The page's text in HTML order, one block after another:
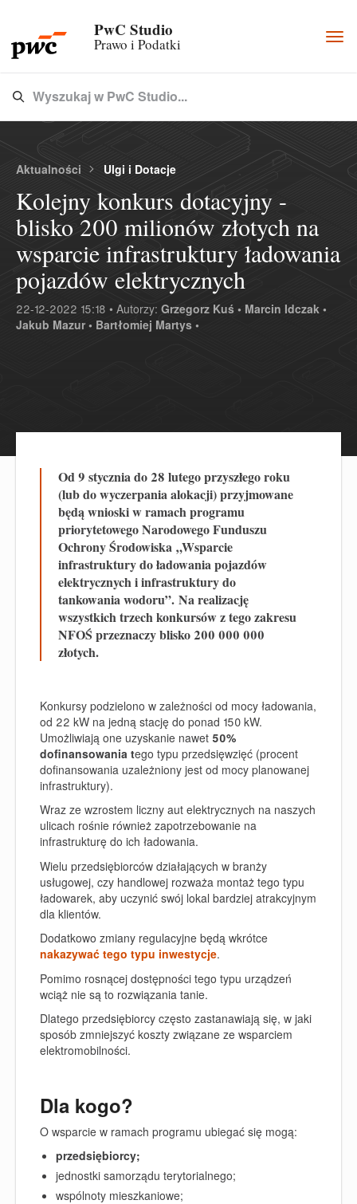
PwC Studio
Prawo i Podatki
Type 3 or more characters for results.
Wyszukaj w PwC Studio...
Aktualności Ulgi i Dotacje
Kolejny konkurs dotacyjny -
blisko 200 milionów złotych na
wsparcie infrastruktury ładowania
pojazdów elektrycznych
22-12-2022 15:18 • Autorzy: Grzegorz Kuś • Marcin Idczak •
Jakub Mazur • Bartłomiej Martys •
Od 9 stycznia do 28 lutego przyszłego roku
(lub do wyczerpania alokacji) przyjmowane
będą wnioski w ramach programu
priorytetowego Narodowego Funduszu
Ochrony Środowiska „Wsparcie
infrastruktury do ładowania pojazdów
elektrycznych i infrastruktury do
tankowania wodoru”. Na realizację
wszystkich trzech konkursów z tego zakresu
NFOŚ przeznaczy blisko 200 000 000
złotych.
Konkursy podzielono w zależności od mocy ładowania,
od 22 kW na jedną stację do ponad 150 kW.
Umożliwiają one uzyskanie nawet 50%
dofinansowania tego typu przedsięwzięć (procent
dofinansowania uzależniony jest od mocy planowanej
infrastruktury).
Wraz ze wzrostem liczny aut elektrycznych na naszych
ulicach rośnie również zapotrzebowanie na
infrastrukturę do ich ładowania.
Wielu przedsiębiorców działających w branży
usługowej, czy handlowej rozważa montaż tego typu
ładowarek, aby uczynić swój lokal bardziej atrakcyjnym
dla klientów.
Dodatkowo zmiany regulacyjne będą wkrótce
nakazywać tego typu inwestycje.
Pomimo rosnącej dostępności tego typu urządzeń
wciąż nie są to rozwiązania tanie.
Dlatego przedsiębiorcy często zastanawiają się, w jaki
sposób zmniejszyć koszty związane ze wsparciem
elektromobilności.
Dla kogo?
O wsparcie w ramach programu ubiegać się mogą:
przedsiębiorcy;
jednostki samorządu terytorialnego;
wspólnoty mieszkaniowe;